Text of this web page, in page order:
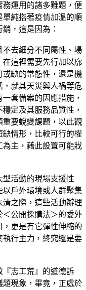
運用的諸多難題，便
純搭著疫情加溫的順
，這是因為：
去細分不同屬性、場
這裡需要先行加以廓
缺的常態性，還是機
就其天災與人禍等危
套備案的因應措施，
定及其服務品質性，
要蛻變課題，以此觀
情形，比較可行的權
主，藉此設置可能戕
活動的現場支援性
戶外環境或人群聚集
之際，這些活動辦理
公開採購法＞的委外
更是有它彈性伸縮的
行主力，終究還是要
『志工荒』的道德訴
現象，畢竟，正處於